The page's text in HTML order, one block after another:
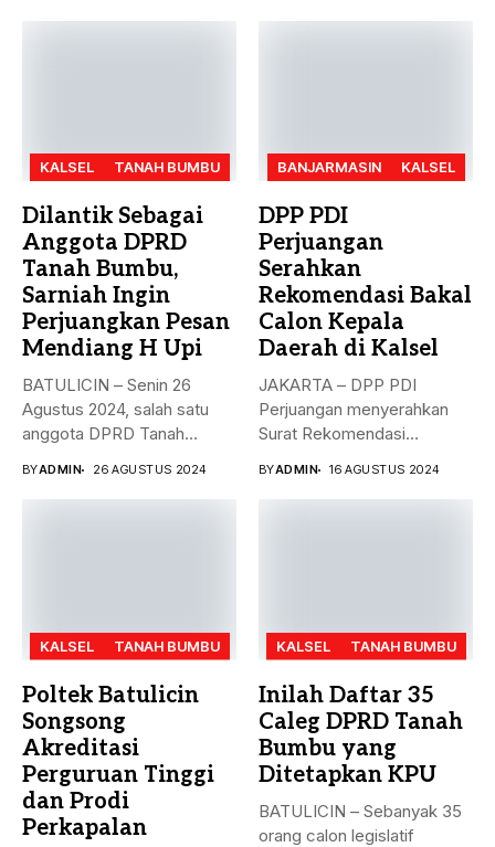
KALSEL TANAH BUMBU
Dilantik Sebagai
Anggota DPRD
Tanah Bumbu,
Sarniah Ingin
Perjuangkan Pesan
Mendiang H Upi
BATULICIN – Senin 26
Agustus 2024, salah satu
anggota DPRD Tanah
BYADMIN 26 AGUSTUS 2024
BANJARMASIN KALSEL
DPP PDI
Perjuangan
Serahkan
Rekomendasi Bakal
Calon Kepala
Daerah di Kalsel
JAKARTA – DPP PDI
Perjuangan menyerahkan
Surat Rekomendasi
BYADMIN 16 AGUSTUS 2024
KALSEL TANAH BUMBU
Poltek Batulicin
Songsong
Akreditasi
Perguruan Tinggi
dan Prodi
Perkapalan
KALSEL TANAH BUMBU
Inilah Daftar 35
Caleg DPRD Tanah
Bumbu yang
Ditetapkan KPU
BATULICIN – Sebanyak 35
orang calon legislatif